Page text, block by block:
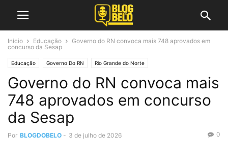
Início Educação
Governo do RN convoca mais 748 aprovados em
concurso da Sesap
Educação Governo Do RN Rio Grande do Norte
Governo do RN convoca mais
748 aprovados em concurso
da Sesap
Por BLOGDOBELO - 3 de julho de 2026 0